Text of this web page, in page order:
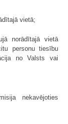
vietā;
norādītajā vietā
personu tiesību
no Valsts vai
nekavējoties